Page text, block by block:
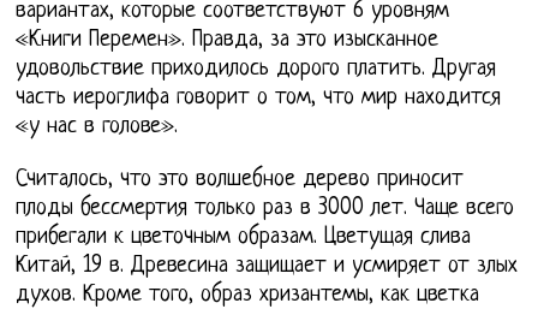
вариантах, которые соответствуют 6 уровням
«Книги Перемен». Правда, за это изысканное
удовольствие приходилось дорого платить. Другая
часть иероглифа говорит о том, что мир находится
«у нас в голове».
Считалось, что это волшебное дерево приносит
плоды бессмертия только раз в 3000 лет. Чаще всего
прибегали к цветочным образам. Цветущая слива
Китай, 19 в. Древесина защищает и усмиряет от злых
духов. Кроме того, образ хризантемы, как цветка